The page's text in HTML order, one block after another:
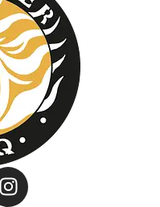
I
n